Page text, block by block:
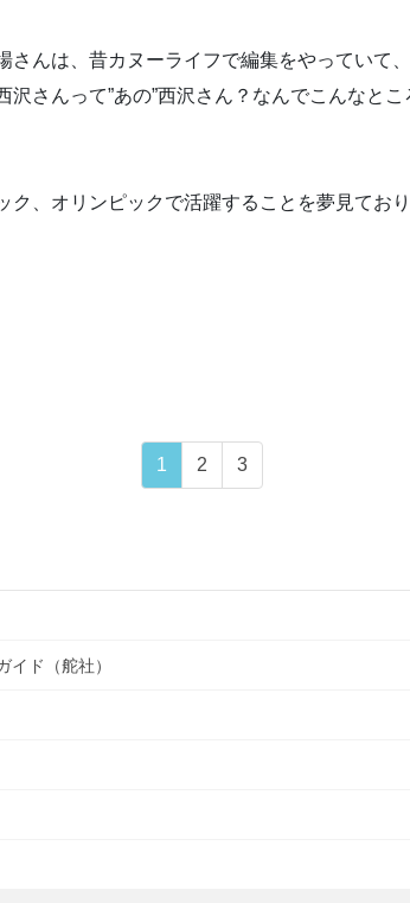
んは、昔カヌーライフで編集をやっていて
さんって”あの”西沢さん？なんでこんなと
、オリンピックで活躍することを夢見ており
1 2 3
イド（舵社）